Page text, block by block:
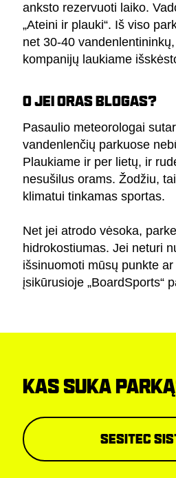
anksto rezervuoti laiko.
„Ateini ir plauki“. Iš viso
net 30-40
kompanijų laukiame
O JEI ORAS BLOGAS?
Pasaulio meteorologai
vandenlenčių parkuose
Plaukiame ir per lietų, ir
nesušilus orams. Žodžiu,
klimatui tinkamas sportas.
Net jei atrodo vėsoka,
hidrokostiumas. Jei neturi
išsinuomoti mūsų punkte
įsikūrusioje „BoardSports“
KAS SUKA
sesitec